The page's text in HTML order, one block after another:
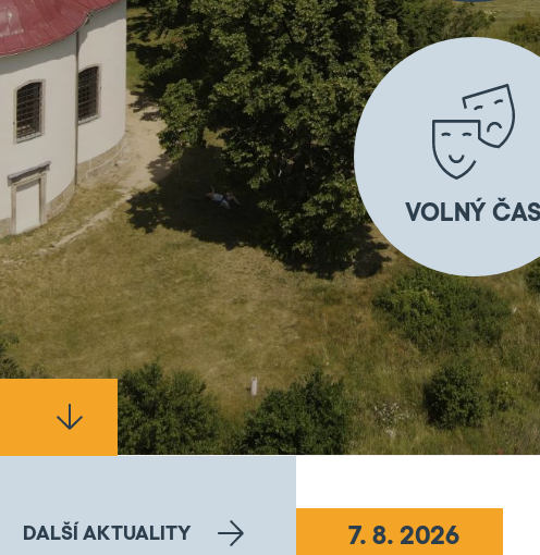
VOLNÝ ČAS
DALŠÍ AKTUALITY 1. 7. 2026